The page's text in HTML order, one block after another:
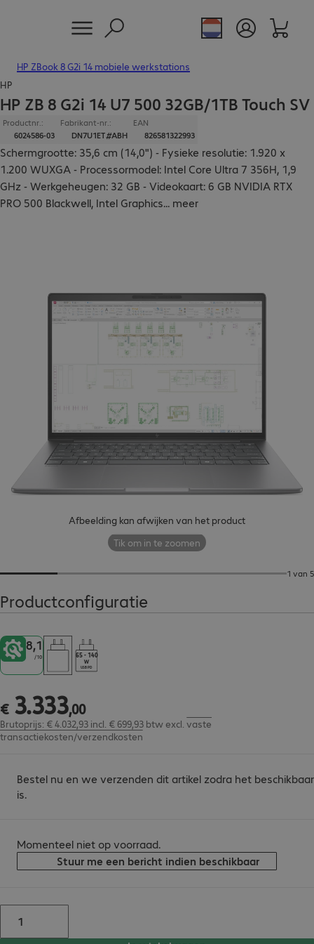
HP ZBook 8 G2i 14 mobiele werkstations
Afbeelding kan afwijken van het product
Tik om in te zoomen
1 van 5
HP
HP ZB 8 G2i 14 U7 500 32GB/1TB Touch SV
Productnr.:
6024586-03
Fabrikant-nr.:
DN7U1ET#ABH
EAN
826581322993
Schermgrootte: 35,6 cm (14,0") - Fysieke resolutie: 1.920 x
1.200 WUXGA - Processormodel: Intel Core Ultra 7 356H, 1,9
GHz - Werkgeheugen: 32 GB - Videokaart: 6 GB NVIDIA RTX
PRO 500 Blackwell, Intel Graphics... meer
Productconfiguratie
8,1
/10 65 - 140
USB PD
€ 3.333,00
€ 3.333,00
Brutoprijs: € 4.032,93 incl. € 699,93 btw excl. vaste
transactiekosten/verzendkosten
Bestel nu en we verzenden dit artikel zodra het beschikbaar
is.
Momenteel niet op voorraad.
Stuur me een bericht indien beschikbaar